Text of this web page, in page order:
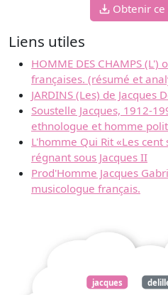
Obtenir
Liens utiles
HOMME DES CHAMPS (L')
françaises. (résumé et
JARDINS (Les) de
Soustelle Jacques, 1912-
ethnologue et homme
L'homme Qui Rit «Les
régnant sous Jacques II
Prod'Homme Jacques
musicologue français.
jacques